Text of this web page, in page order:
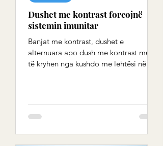
Dushet me kontrast forcojnë
sistemin imunitar
Banjat me kontrast, dushet e
alternuara apo dush me kontrast mund
të kryhen nga kushdo me lehtësi në